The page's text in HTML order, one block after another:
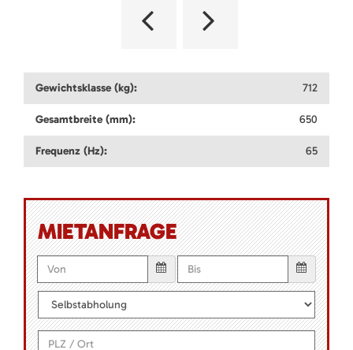
Gewichtsklasse (kg): 712
Gesamtbreite (mm): 650
Frequenz (Hz): 65
MIETANFRAGE